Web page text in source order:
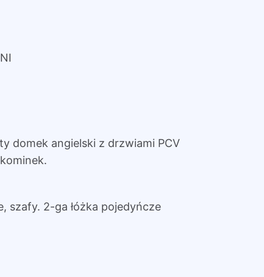
domek angielski z drzwiami PCV
szafy. 2-ga łóżka pojedyńcze